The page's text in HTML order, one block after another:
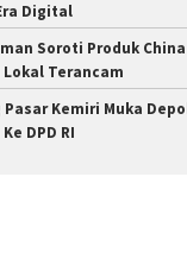
Digital
Soroti Produk
Lokal Terancam
Kemiri Muka
DPD RI